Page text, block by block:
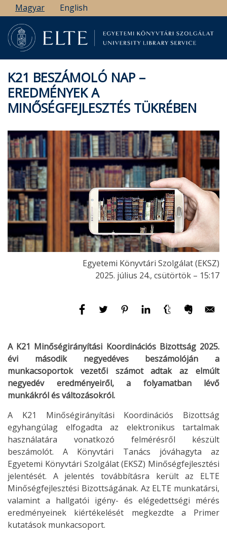
Ugrás
a
tartalomra
Magyar English
K21 BESZÁMOLÓ NAP –
EREDMÉNYEK A
MINŐSÉGFEJLESZTÉS TÜKRÉBEN
Egyetemi Könyvtári Szolgálat (EKSZ)
2025. július 24., csütörtök – 15:17
A K21 Minőségirányítási Koordinációs Bizottság 2025.
évi második negyedéves beszámolóján a
munkacsoportok vezetői számot adtak az elmúlt
negyedév eredményeiről, a folyamatban lévő
munkákról és változásokról.
A K21 Minőségirányítási Koordinációs Bizottság
egyhangúlag elfogadta az elektronikus tartalmak
használatára vonatkozó felmérésről készült
beszámolót. A Könyvtári Tanács jóváhagyta az
Egyetemi Könyvtári Szolgálat (EKSZ) Minőségfejlesztési
jelentését. A jelentés továbbításra került az ELTE
Minőségfejlesztési Bizottságának. Az ELTE munkatársi,
valamint a hallgatói igény- és elégedettségi mérés
eredményeinek kiértékelését megkezdte a Primer
kutatások munkacsoport.